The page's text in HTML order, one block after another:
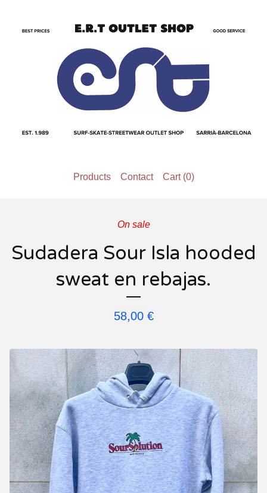
Products Contact Cart (0)
On sale
Sudadera Sour Isla hooded
sweat en rebajas.
58,00 €